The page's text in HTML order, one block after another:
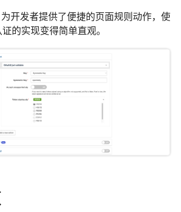
开发者提供了便捷的页面规则动作，使
的实现变得简单直观。